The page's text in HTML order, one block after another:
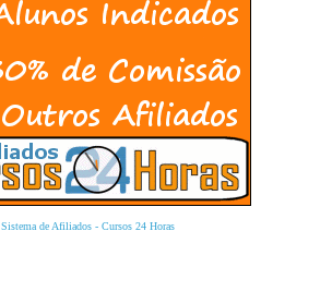
Sistema de Afiliados- Cursos 24 Horas